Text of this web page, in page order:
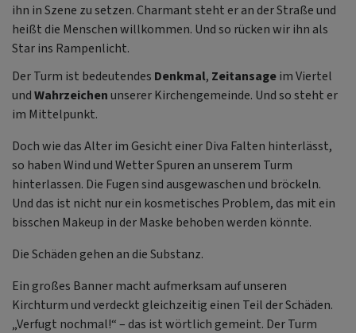
ihn in Szene zu setzen. Charmant steht er an der Straße und
heißt die Menschen willkommen. Und so rücken wir ihn als
Star ins Rampenlicht.
Der Turm ist bedeutendes Denkmal, Zeitansageim Viertel
undWahrzeichenunserer Kirchengemeinde. Und so steht er
im Mittelpunkt.
Doch wie das Alter im Gesicht einer Diva Falten hinterlässt,
so haben Wind und Wetter Spuren an unserem Turm
hinterlassen. Die Fugen sind ausgewaschen und bröckeln.
Und das ist nicht nur ein kosmetisches Problem, das mit ein
bisschen Makeup in der Maske behoben werden könnte.
Die Schäden gehen an die Substanz.
Ein großes Banner macht aufmerksam auf unseren
Kirchturm und verdeckt gleichzeitig einen Teil der Schäden.
„Verfugt nochmal!“ – das ist wörtlich gemeint. Der Turm